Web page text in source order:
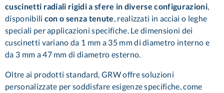
cuscinetti radiali rigidi a sfere in diverse configurazioni,
disponibili con o senza tenute, realizzati in acciai o leghe
speciali per applicazioni specifiche. Le dimensioni dei
cuscinetti variano da 1 mm a 35 mm di diametro interno e
da 3 mm a 47 mm di diametro esterno.
Oltre ai prodotti standard, GRW offre soluzioni
personalizzate per soddisfare esigenze specifiche, come